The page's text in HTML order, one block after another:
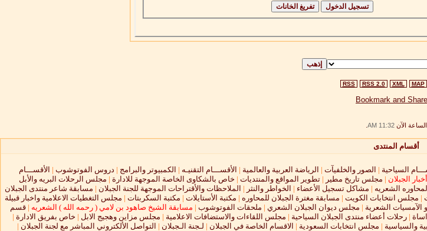
RSS RSS 2.0 XML MAP
الساعة الآن 11:32 AM
أقسام المنتدى
السياحية | الصور والخلفيآت | الرياضة العربية والعالمية | الأقســـام التقنيـه | الكمبيوتر والبرامج | دروس الفوتوشوب | الأقســـام
الجبلان | مجلس تاريخ مطير |تطوير المواقع والمنتديات | خاص بالشكاوى الخاصة الموجهة للادارة | مجلس الرحلات البريه والأبل
الشعريه | مشاكل تسجيل الأعضاء | الخواطر والنثر | الملاحظات والأقتراحات الموجهة للجنة الجبلان | مسابقة شاعر منتدى الجبلان
| مجلس انتخابات الكويت | مسابقة مغترة الجبلان للمحاوره | مكتبة الأستايلات | مكتبة السكربتات | مجلس التغطيات الاعلامية واخبار قبيلة
الآمسيات الشعرية | مجلس ديوان الجبلان الشعري | ملحقات الفوتوشوب | مسابقة الشيخ صاهود بن لامي ( رحمه الله ) الشعريه |قسم
|رحلات أعضاء منتدى الجبلان السياحية | مجلس اللقاءات والاستضافات الاعلامية | مجلس مزاين وهجيج الابل | خاص بفريق الادارة |
والسياسية | مجلس انتخابات السعودية | الاقسام الخاصة في الجبلان | لـجنة الـجبلان | التواصل الألكتروني المباشر مع لجنة الجبلان |